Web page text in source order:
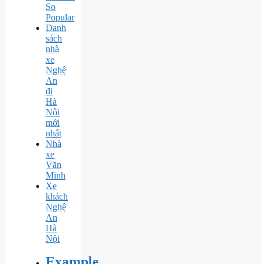
So
Popular
Danh
sách
nhà
xe
Nghệ
An
đi
Hà
Nội
mới
nhất
Nhà
xe
Văn
Minh
Xe
khách
Nghệ
An
Hà
Nội